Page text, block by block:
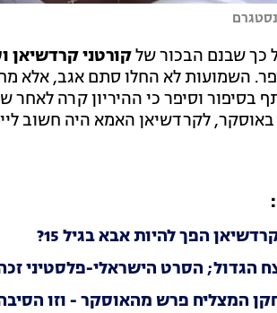
שבנם הבכור שלקורטני קרדשיאן
השמועות לא החלו סתם אגב, אלא
בסיפור וסיפר כי ההיריון קרה
לקרדשיאן האמא היה חשוב
הפך להיות אבא בגיל 15?
המצליח פרש מהאוסקר - וזו